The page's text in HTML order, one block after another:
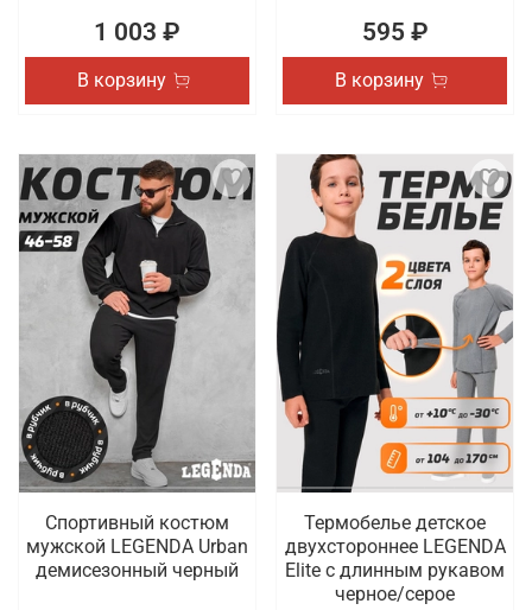
1 003 ₽
В корзину
595 ₽
В корзину
Спортивный костюм
мужской LEGENDA Urban
демисезонный черный
Термобелье детское
двухстороннее LEGENDA
Elite с длинным рукавом
черное/серое